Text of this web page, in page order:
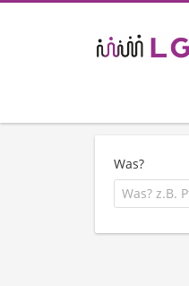
Was?